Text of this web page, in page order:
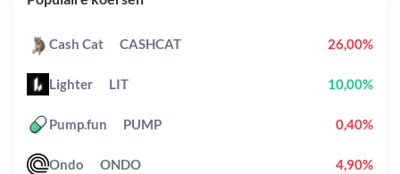
Cash Cat CASHCAT 26,00%
Lighter LIT 10,00%
Pump.fun PUMP 0,40%
Ondo ONDO 4,90%